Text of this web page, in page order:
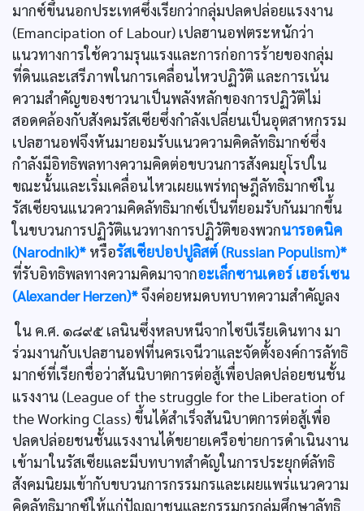
มากซ์ขึ้นนอกประเทศซึ่งเรียกว่ากลุ่มปลดปล่อยแรงงาน
(Emancipation of Labour) เปลฮานอฟตระหนักว่า
แนวทางการใช้ความรุนแรงและการก่อการร้ายของกลุ่ม
ที่ดินและเสรีภาพในการเคลื่อนไหวปฏิวัติ และการเน้น
ความสำคัญของชาวนาเป็นพลังหลักของการปฏิวัติไม่
สอดคล้องกับสังคมรัสเซียซึ่งกำลังเปลี่ยนเป็นอุตสาหกรรม
เปลฮานอฟจึงหันมายอมรับแนวความคิดลัทธิมากซ์ซึ่ง
กำลังมีอิทธิพลทางความคิดต่อขบวนการสังคมยุโรปใน
ขณะนั้นและเริ่มเคลื่อนไหวเผยแพร่ทฤษฎีลัทธิมากซ์ใน
รัสเซียจนแนวความคิดลัทธิมากซ์เป็นที่ยอมรับกันมากขึ้น
ในขบวนการปฏิวัติแนวทางการปฏิวัติของพวกนารอดนิค
(Narodnik)* หรือรัสเซียปอปปูลิสต์ (Russian Populism)*
ที่รับอิทธิพลทางความคิดมาจากอะเล็กซานเดอร์ เฮอร์เซน
(Alexander Herzen)*จึงค่อยหมดบทบาทความสำคัญลง
ใน ค.ศ. ๑๘๙๕ เลนินซึ่งหลบหนีจากไซบีเรียเดินทาง มา
ร่วมงานกับเปลฮานอฟที่นครเจนีวาและจัดตั้งองค์การลัทธิ
มากซ์ที่เรียกชื่อว่าสันนิบาตการต่อสู้เพื่อปลดปล่อยชนชั้น
แรงงาน (League of the struggle for the Liberation of
the Working Class) ขึ้นได้สำเร็จสันนิบาตการต่อสู้เพื่อ
ปลดปล่อยชนชั้นแรงงานได้ขยายเครือข่ายการดำเนินงาน
เข้ามาในรัสเซียและมีบทบาทสำคัญในการประยุกต์ลัทธิ
สังคมนิยมเข้ากับขบวนการกรรมกรและเผยแพร่แนวความ
คิดลัทธิมากซ์ให้แก่ปัญญาชนและกรรมกรกลุ่มศึกษาลัทธิ